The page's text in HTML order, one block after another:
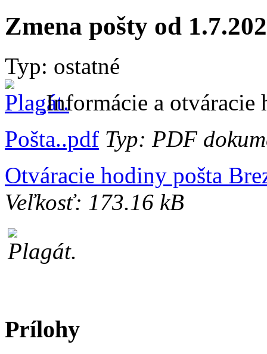
Zmena pošty od
Typ: ostatné
Informácie a otváracie
Pošta..pdf Typ: PDF
Otváracie hodiny pošta
Veľkosť: 173.16 kB
Prílohy